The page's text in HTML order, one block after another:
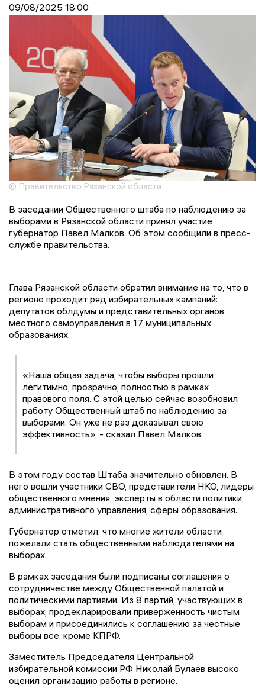
09/08/2025 18:00
© Правительство Рязанской области
В заседании Общественного штаба по наблюдению за
выборами в Рязанской области принял участие
губернатор Павел Малков. Об этом сообщили в пресс-
службе правительства.
Глава Рязанской области обратил внимание на то, что в
регионе проходит ряд избирательных кампаний:
депутатов облдумы и представительных органов
местного самоуправления в 17 муниципальных
образованиях.
«Наша общая задача, чтобы выборы прошли
легитимно, прозрачно, полностью в рамках
правового поля. С этой целью сейчас возобновил
работу Общественный штаб по наблюдению за
выборами. Он уже не раз доказывал свою
эффективность», - сказал Павел Малков.
В этом году состав Штаба значительно обновлен. В
него вошли участники СВО, представители НКО, лидеры
общественного мнения, эксперты в области политики,
административного управления, сферы образования.
Губернатор отметил, что многие жители области
пожелали стать общественными наблюдателями на
выборах.
В рамках заседания были подписаны соглашения о
сотрудничестве между Общественной палатой и
политическими партиями. Из 8 партий, участвующих в
выборах, продекларировали приверженность чистым
выборам и присоединились к соглашению за честные
выборы все, кроме КПРФ.
Заместитель Председателя Центральной
избирательной комиссии РФ Николай Булаев высоко
оценил организацию работы в регионе.